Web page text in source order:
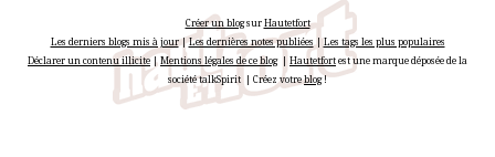
Créer un blogsurHautetfort
Les derniers blogs mis à jour|Les dernières notes publiées |Les tags les plus populaires
Déclarer un contenu illicite|Mentions légales de ce blog| Hautetfortest une marque déposée de la
société talkSpirit | Créez votreblog!